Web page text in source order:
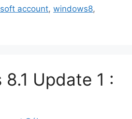
account,windows8,
Update 1 :